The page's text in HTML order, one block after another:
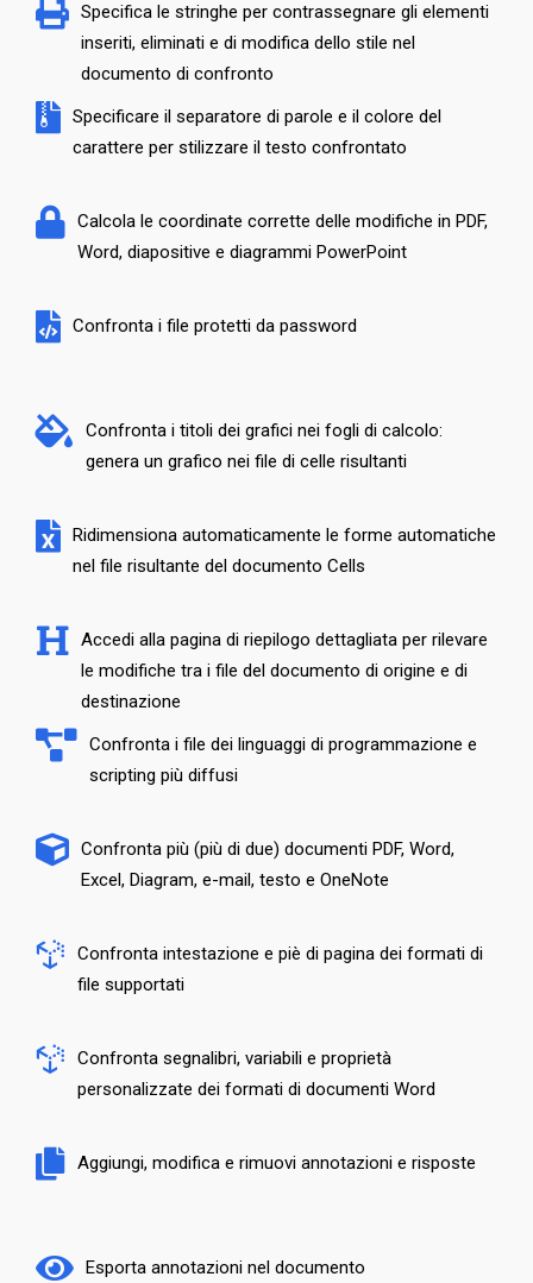
Specifica le stringhe per contrassegnare gli elementi
inseriti, eliminati e di modifica dello stile nel
documento di confronto
Specificare il separatore di parole e il colore del
carattere per stilizzare il testo confrontato
Calcola le coordinate corrette delle modifiche in PDF,
Word, diapositive e diagrammi PowerPoint
Confronta i file protetti da password
Confronta i titoli dei grafici nei fogli di calcolo:
genera un grafico nei file di celle risultanti
Ridimensiona automaticamente le forme automatiche
nel file risultante del documento Cells
Accedi alla pagina di riepilogo dettagliata per rilevare
le modifiche tra i file del documento di origine e di
destinazione
Confronta i file dei linguaggi di programmazione e
scripting più diffusi
Confronta più (più di due) documenti PDF, Word,
Excel, Diagram, e-mail, testo e OneNote
Confronta intestazione e piè di pagina dei formati di
file supportati
Confronta segnalibri, variabili e proprietà
personalizzate dei formati di documenti Word
Aggiungi, modifica e rimuovi annotazioni e risposte
Esporta annotazioni nel documento